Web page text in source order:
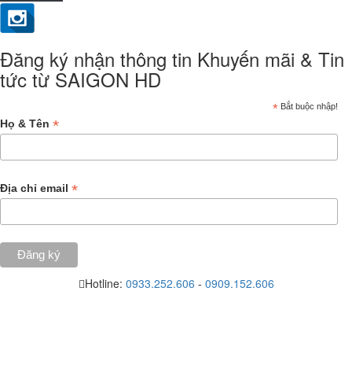
Đăng ký nhận thông tin Khuyến mãi & Tin
tức từ SAIGON HD
* Bắt buộc nhập!
Họ & Tên *
Địa chỉ email *
Hotline: 0933.252.606 - 0909.152.606